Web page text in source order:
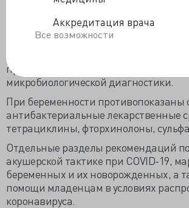
Аккредитация врача
Все возможности
назначена антибактериальная
препаратов и способ их введения
частности, от тяжести состояния
приема антибиотиков, результатов
микробиологической диагностики.
При беременности
антибактериальные лекарственные
тетрациклины, фторхинолоны,
Отдельные разделы рекомендаций
акушерской тактике при COVID-19,
беременных и их новорожденных, а
помощи младенцам в условиях
коронавируса.